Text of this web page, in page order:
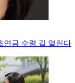
연금 수령 길 열린다